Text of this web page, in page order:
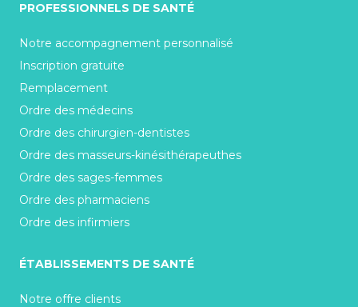
PROFESSIONNELS DE SANTÉ
Notre accompagnement personnalisé
Inscription gratuite
Remplacement
Ordre des médecins
Ordre des chirurgien-dentistes
Ordre des masseurs-kinésithérapeuthes
Ordre des sages-femmes
Ordre des pharmaciens
Ordre des infirmiers
ÉTABLISSEMENTS DE SANTÉ
Notre offre clients